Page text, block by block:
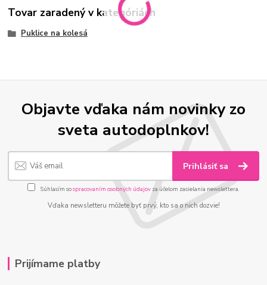
Tovar zaradený v kategóriách
Puklice na kolesá
Objavte vďaka nám novinky zo
sveta autodoplnkov!
Prihlásiť sa
Súhlasím sospracovaním osobných údajov za účelom zasielania newslettera.
Vďaka newsletteru môžete byť prvý, kto sa o nich dozvie!
Prijímame platby